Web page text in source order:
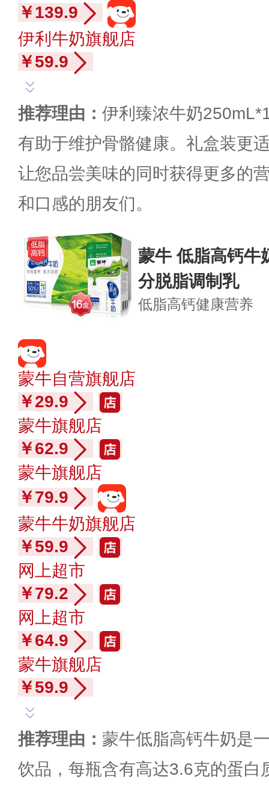
￥139.9
伊利牛奶旗舰店
￥59.9
推荐理由： 伊利臻浓牛奶
有助于维护骨骼健康。礼盒装更
让您品尝美味的同时获得更多的
和口感的朋友们。
蒙牛 低脂高钙牛
分脱脂调制乳
低脂高钙健康营养
蒙牛自营旗舰店
￥29.9
蒙牛旗舰店
￥62.9
蒙牛旗舰店
￥79.9
蒙牛牛奶旗舰店
￥59.9
网上超市
￥79.2
网上超市
￥64.9
蒙牛旗舰店
￥59.9
推荐理由： 蒙牛低脂高钙牛奶是
饮品，每瓶含有高达3.6克的蛋白